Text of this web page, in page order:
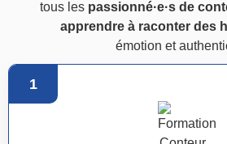
tous les passionné·e·s de
apprendre à raconter des
émotion et
1